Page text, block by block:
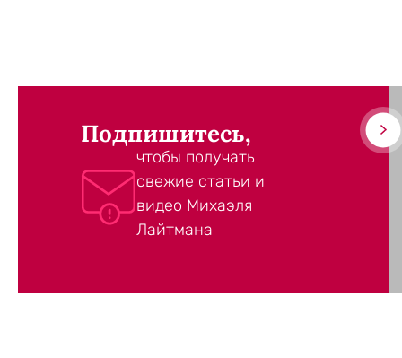
Подпишитесь,
чтобы получать
свежие статьи и
видео Михаэля
Лайтмана